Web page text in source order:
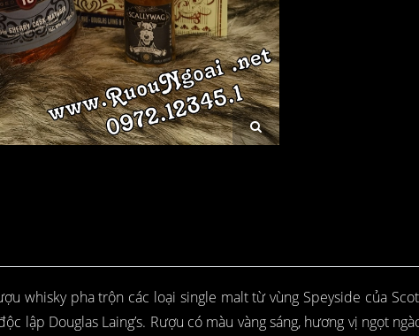
whisky pha trộn các loại single malt từ vùng Speyside của
lập Douglas Laing’s. Rượu có màu vàng sáng, hương vị ngọt